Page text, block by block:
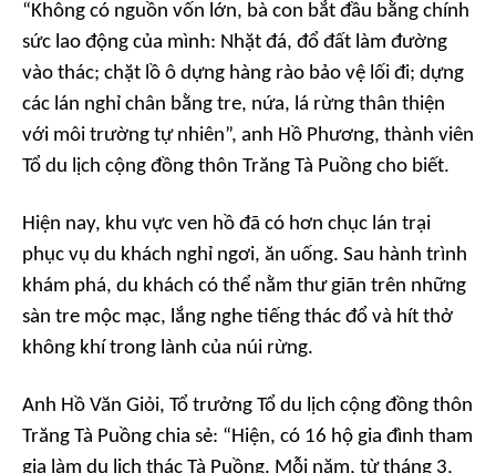
“Không có nguồn vốn lớn, bà con bắt đầu bằng chính
sức lao động của mình: Nhặt đá, đổ đất làm đường
vào thác; chặt lồ ô dựng hàng rào bảo vệ lối đi; dựng
các lán nghỉ chân bằng tre, nứa, lá rừng thân thiện
với môi trường tự nhiên”, anh Hồ Phương, thành viên
Tổ du lịch cộng đồng thôn Trăng Tà Puồng cho biết.
Hiện nay, khu vực ven hồ đã có hơn chục lán trại
phục vụ du khách nghỉ ngơi, ăn uống. Sau hành trình
khám phá, du khách có thể nằm thư giãn trên những
sàn tre mộc mạc, lắng nghe tiếng thác đổ và hít thở
không khí trong lành của núi rừng.
Anh Hồ Văn Giỏi, Tổ trưởng Tổ du lịch cộng đồng thôn
Trăng Tà Puồng chia sẻ: “Hiện, có 16 hộ gia đình tham
gia làm du lịch thác Tà Puồng. Mỗi năm, từ tháng 3,